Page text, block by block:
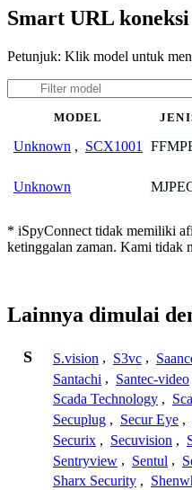
Smart URL koneksi
Petunjuk: Klik model untuk
MODEL
Unknown , SCX1001
Unknown
* iSpyConnect tidak memiliki
ketinggalan zaman. Kami tidak
Lainnya dimulai
S S.vision , S3vc ,
Santachi , Santec-video
Scada Technology ,
Secuplug , Secur Eye ,
Securix , Secuvision ,
Sentryview , Sentul ,
Sharx Security ,